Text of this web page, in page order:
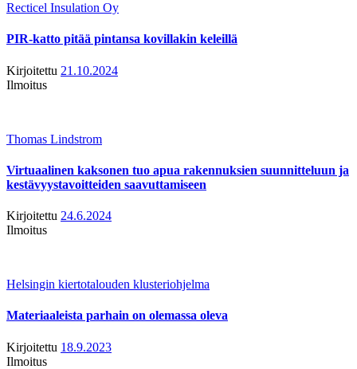
Recticel Insulation Oy
PIR-katto pitää pintansa kovillakin keleillä
Kirjoitettu 21.10.2024
Ilmoitus
Thomas Lindstrom
Virtuaalinen kaksonen tuo apua rakennuksien suunnitteluun ja
kestävyystavoitteiden saavuttamiseen
Kirjoitettu 24.6.2024
Ilmoitus
Helsingin kiertotalouden klusteriohjelma
Materiaaleista parhain on olemassa oleva
Kirjoitettu 18.9.2023
Ilmoitus